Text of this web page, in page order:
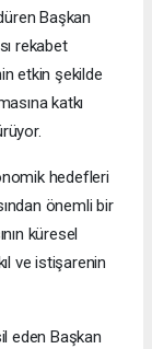
Başkan
rekabet
etkin şekilde
katkı
hedefleri
önemli bir
küresel
ve istişarenin
eden Başkan